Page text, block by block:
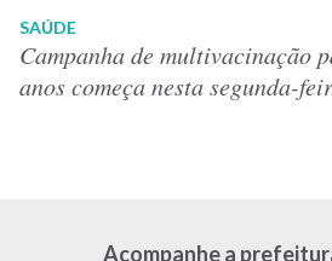
SAÚDE
Campanha de multivacinação
anos começa nesta segunda-
Acompanhe a